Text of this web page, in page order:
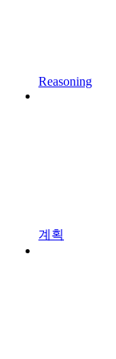
Reasoning
계획